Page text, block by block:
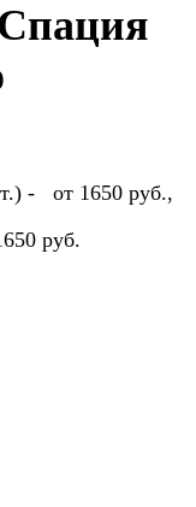
- от 1650 руб.,
руб.